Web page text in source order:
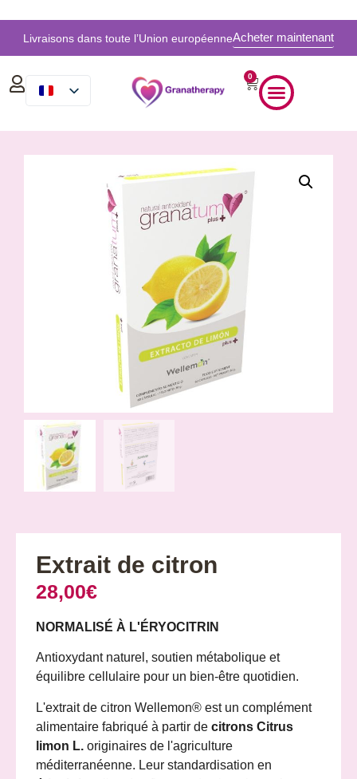
Livraisons dans toute l’Union européenneAcheter maintenant
0
Extrait de citron
28,00€
NORMALISÉ À L'ÉRYOCITRIN
Antioxydant naturel, soutien métabolique et
équilibre cellulaire pour un bien-être quotidien.
L'extrait de citron Wellemon® est un complément
alimentaire fabriqué à partir de citrons Citrus
limon L. originaires de l'agriculture
méditerranéenne. Leur standardisation en